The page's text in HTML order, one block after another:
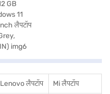
Lenovo लैपटॉप Mi लैपटॉप